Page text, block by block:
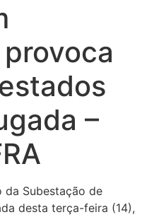
–
da Subestação de
desta terça-feira (14),